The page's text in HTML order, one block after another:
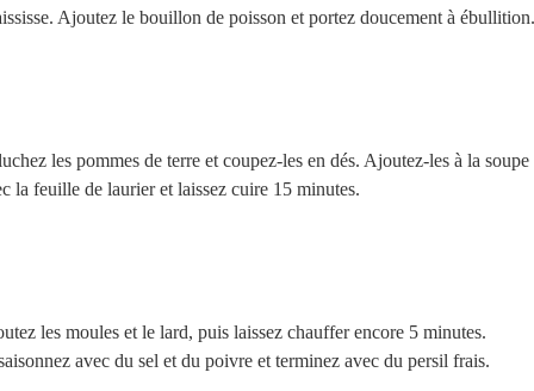
Ajoutez le bouillon de poisson et portez doucement à ébullition.
les pommes de terre et coupez-les en dés. Ajoutez-les à la soupe
la feuille de laurier et laissez cuire 15 minutes.
les moules et le lard, puis laissez chauffer encore 5 minutes.
avec du sel et du poivre et terminez avec du persil frais.